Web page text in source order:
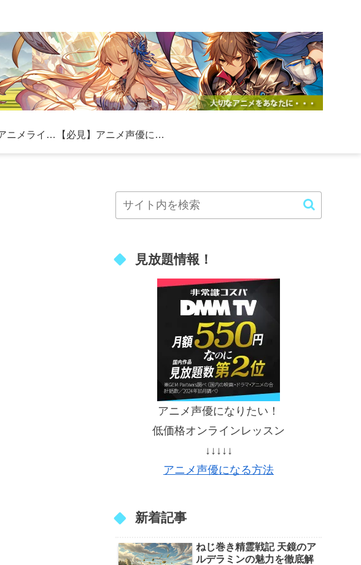
DMM TVでアニメライフを充実！おすすめ作品とお得な利用方法 【必見】アニメ声優になる方法！初心者向けの具体的なステップと成功のコツ
見放題情報！
アニメ声優になりたい！
低価格オンラインレッスン
↓↓↓↓↓
アニメ声優になる方法
新着記事
ねじ巻き精霊戦記 天鏡のア
ルデラミンの魅力を徹底解